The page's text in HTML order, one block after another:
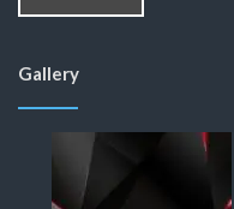
Gallery